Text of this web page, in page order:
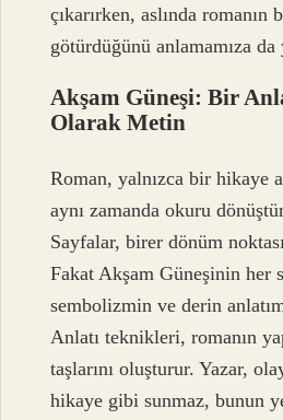
çıkarırken, aslında romanın
götürdüğünü anlamamıza da
Akşam Güneşi: Bir
Olarak Metin
Roman, yalnızca bir hikaye
aynı zamanda okuru
Sayfalar, birer dönüm
Fakat Akşam Güneşinin her
sembolizmin ve derin
Anlatı teknikleri, romanın
taşlarını oluşturur. Yazar,
hikaye gibi sunmaz, bunun